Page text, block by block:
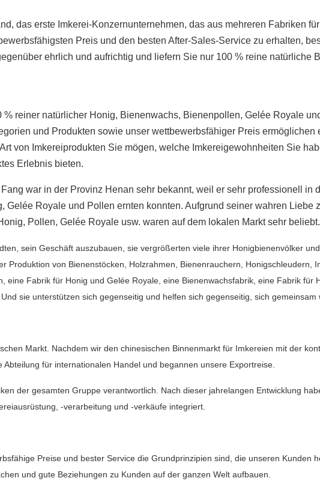
das erste Imkerei-Konzernunternehmen, das aus mehreren Fabriken
Preis und den besten After-Sales-Service zu erhalten,
ehrlich und aufrichtig und liefern Sie nur 100 % reine natürliche
reiner natürlicher Honig, Bienenwachs, Bienenpollen, Gelée Royale
und Produkten sowie unser wettbewerbsfähiger Preis ermöglichen
von Imkereiprodukten Sie mögen, welche Imkereigewohnheiten Sie
Erlebnis bieten.
war in der Provinz Henan sehr bekannt, weil er sehr professionell in
Gelée Royale und Pollen ernten konnten. Aufgrund seiner wahren Liebe
Pollen, Gelée Royale usw. waren auf dem lokalen Markt sehr beliebt.
sein Geschäft auszubauen, sie vergrößerten viele ihrer Honigbienenvölker
Produktion von Bienenstöcken, Holzrahmen, Bienenrauchern, Honigschleudern,
eine Fabrik für Honig und Gelée Royale, eine Bienenwachsfabrik, eine Fabrik für
sie unterstützen sich gegenseitig und helfen sich gegenseitig, sich gemeinsam
Markt. Nachdem wir den chinesischen Binnenmarkt für Imkereien mit der
für internationalen Handel und begannen unsere Exportreise.
der gesamten Gruppe verantwortlich. Nach dieser jahrelangen Entwicklung
-verarbeitung und -verkäufe integriert.
Preise und bester Service die Grundprinzipien sind, die unseren Kunden
und gute Beziehungen zu Kunden auf der ganzen Welt aufbauen.